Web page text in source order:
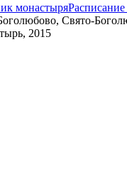
монастыря
Свято-
2015